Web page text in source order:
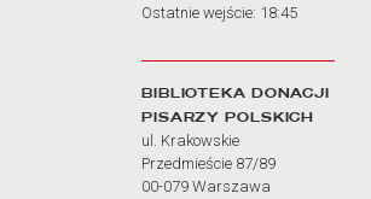
Ostatnie wejście: 18:45
BIBLIOTEKA DONACJI
PISARZY POLSKICH
ul. Krakowskie
Przedmieście 87/89
00-079 Warszawa